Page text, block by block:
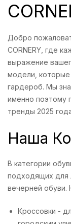
Добро
CORNERY, где
выражение
модели,
гардероб. Мы
именно поэтому
тренды 2025
Наша
В категории
подходящих для
вечерней
Кроссовки -